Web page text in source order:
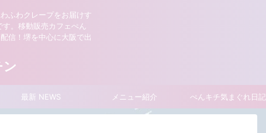
ふわクレープをお届けす
す。移動販売カフェぺん
信！堺を中心に大阪で出
最新 NEWS メニュー紹介 ぺんキチ気まぐれ日記